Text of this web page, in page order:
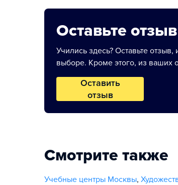
Оставьте отзыв
Учились здесь? Оставьте
выборе. Кроме этого, из ваших
Оставить
отзыв
Смотрите также
Учебные центры Москвы,